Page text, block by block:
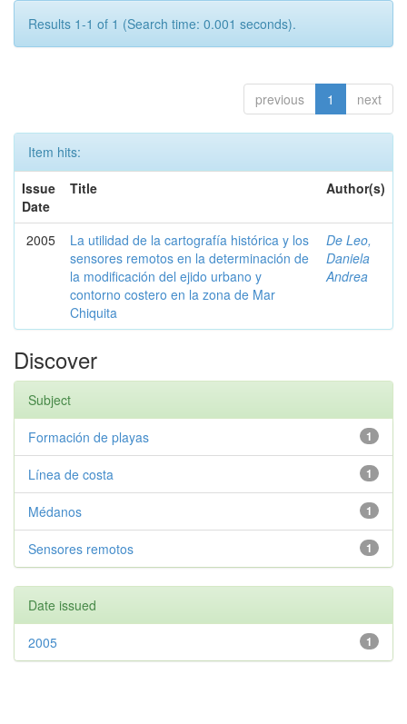
Results 1-1 of 1 (Search time: 0.001 seconds).
previous 1 next
Item hits:
Issue
Date
Title Author(s)
2005
La utilidad de la cartografía histórica y los
sensores remotos en la determinación de
la modificación del ejido urbano y
contorno costero en la zona de Mar
Chiquita
De Leo,
Daniela
Andrea
Discover
Subject
1
Formación de playas
1
Línea de costa
1
Médanos
1
Sensores remotos
Date issued
1
2005